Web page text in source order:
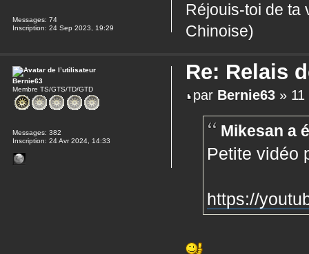
Réjouis-toi de ta
Chinoise)
Messages: 74
Inscription: 24 Sep 2023, 19:29
Re: Relais
par Bernie63 »
Mikesan a
Petite vidéo
https://
Bernie63
Membre TS/GTS/TD/GTD
Messages: 382
Inscription: 24 Avr 2024, 14:33